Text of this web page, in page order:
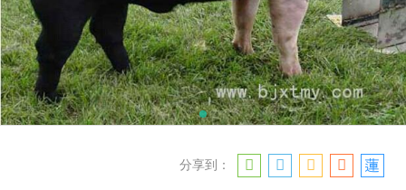
分享到：